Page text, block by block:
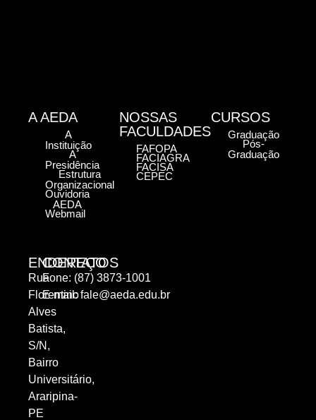
ENDEREÇO
Rua
Florentino
Alves
Batista,
S/N,
Bairro
Universitário,
Araripina-
PE
CONTATOS
Fone: (87) 3873-1001
E-mail:fale@aeda.edu.br
A AEDA
A
Instituição
A
Presidência
Estrutura
Organizacional
Ouvidoria
AEDA
Webmail
NOSSAS
FACULDADES
FAFOPA
FACIAGRA
FACISA
CEPEC
CURSOS
Graduação
Pós-
Graduação